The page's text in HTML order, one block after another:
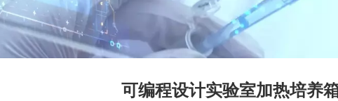
可编程设计实验室加热培养